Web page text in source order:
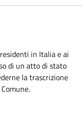
in Italia e ai
di un atto di stato
la trascrizione